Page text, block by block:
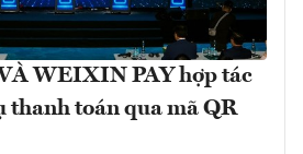
WEIXIN PAY hợp tác
thanh toán qua mã QR